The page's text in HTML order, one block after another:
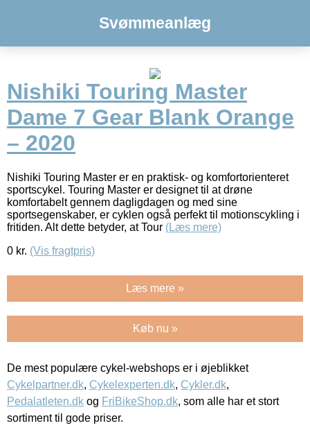
Svømmeanlæg
Nishiki Touring Master
Dame 7 Gear Blank Orange
– 2020
Nishiki Touring Master er en praktisk- og komfortorienteret
sportscykel. Touring Master er designet til at drøne
komfortabelt gennem dagligdagen og med sine
sportsegenskaber, er cyklen også perfekt til motionscykling i
fritiden. Alt dette betyder, at Tour (Læs mere)
0 kr. (Vis fragtpris)
Læs mere »
Køb nu »
De mest populære cykel-webshops er i øjeblikket
Cykelpartner.dk, Cykelexperten.dk, Cykler.dk,
Pedalatleten.dk og FriBikeShop.dk, som alle har et stort
sortiment til gode priser.